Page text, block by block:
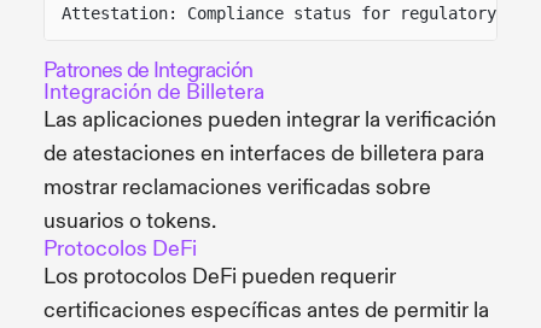
Attestation: Compliance status for regulatory
Patrones de Integración
Integración de Billetera
Las aplicaciones pueden integrar la verificación
de atestaciones en interfaces de billetera para
mostrar reclamaciones verificadas sobre
usuarios o tokens.
Protocolos DeFi
Los protocolos DeFi pueden requerir
certificaciones específicas antes de permitir la